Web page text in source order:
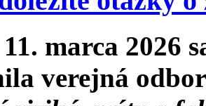
marca 2026
verejná